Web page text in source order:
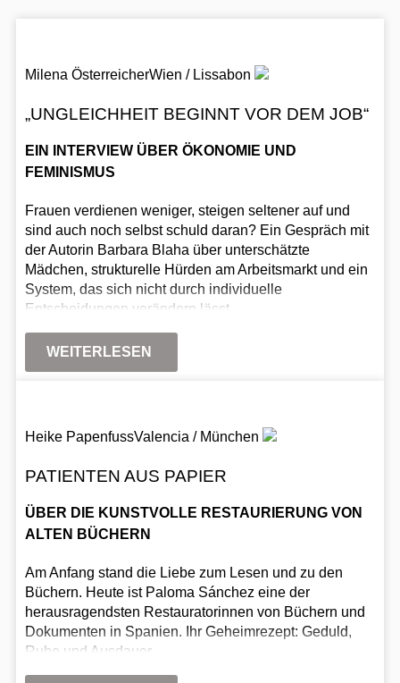
Milena ÖsterreicherWien / Lissabon
„UNGLEICHHEIT BEGINNT VOR DEM JOB“
EIN INTERVIEW ÜBER ÖKONOMIE UND
FEMINISMUS
Frauen verdienen weniger, steigen seltener auf und
sind auch noch selbst schuld daran? Ein Gespräch mit
der Autorin Barbara Blaha über unterschätzte
Mädchen, strukturelle Hürden am Arbeitsmarkt und ein
System, das sich nicht durch individuelle
Entscheidungen verändern lässt.
WEITERLESEN
Heike PapenfussValencia / München
PATIENTEN AUS PAPIER
ÜBER DIE KUNSTVOLLE RESTAURIERUNG VON
ALTEN BÜCHERN
Am Anfang stand die Liebe zum Lesen und zu den
Büchern. Heute ist Paloma Sánchez eine der
herausragendsten Restauratorinnen von Büchern und
Dokumenten in Spanien. Ihr Geheimrezept: Geduld,
Ruhe und Ausdauer.